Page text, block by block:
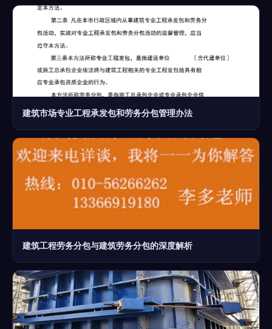
建筑市场专业工程承发包和劳务分包管理办法
建筑工程劳务分包与建筑劳务分包的深度解析